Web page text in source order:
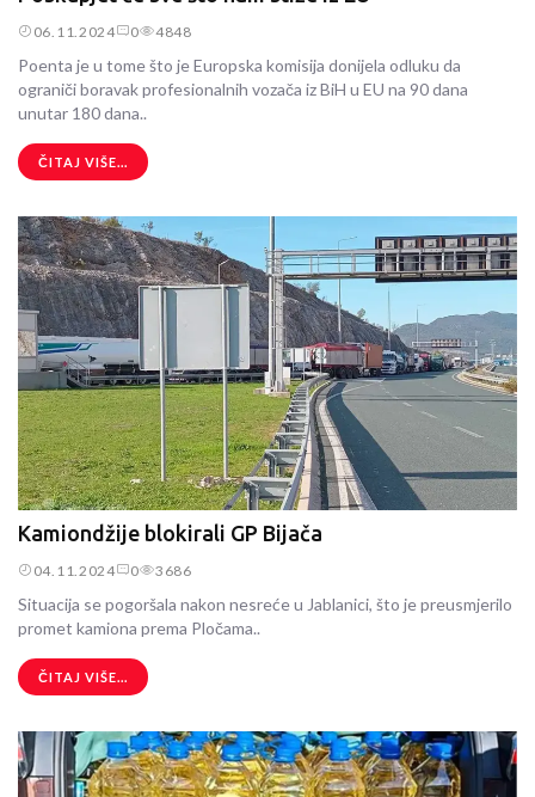
06.11.2024 0 4848
Poenta je u tome što je Europska komisija donijela odluku da
ograniči boravak profesionalnih vozača iz BiH u EU na 90 dana
unutar 180 dana..
ČITAJ VIŠE...
Kamiondžije blokirali GP Bijača
04.11.2024 0 3686
Situacija se pogoršala nakon nesreće u Jablanici, što je preusmjerilo
promet kamiona prema Pločama..
ČITAJ VIŠE...